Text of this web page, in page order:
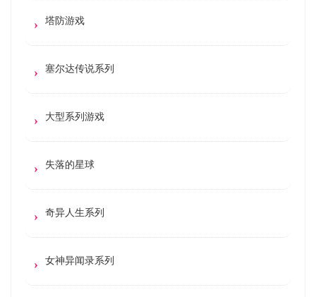
塔防游戏
塞尔达传说系列
大型系列游戏
失落的星球
奇异人生系列
女神异闻录系列